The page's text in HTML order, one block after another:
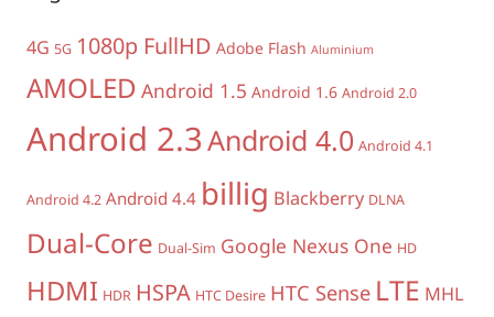
4G 5G 1080p FullHD Adobe Flash Aluminium
AMOLED Android 1.5 Android 1.6 Android 2.0
Android 2.3Android 4.0 Android 4.1
Android 4.2 Android 4.4 billig Blackberry DLNA
Dual-Core Dual-Sim Google Nexus One HD
HDMI HDR HSPA HTC Desire HTC Sense LTE MHL